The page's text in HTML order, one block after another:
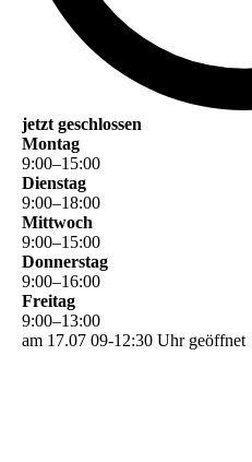
jetzt geschlossen
Montag
9:00–15:00
Dienstag
9:00–18:00
Mittwoch
9:00–15:00
Donnerstag
9:00–16:00
Freitag
9:00–13:00
am 17.07 09-12:30 Uhr geöffnet